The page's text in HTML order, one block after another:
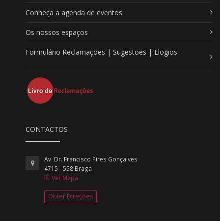
Conheça a agenda de eventos
Os nossos espaços
Formulário Reclamações | Sugestões | Elogios
CONTACTOS
Av. Dr. Francisco Pires Gonçalves
4715 - 558 Braga
Ver Mapa
Obter Direções